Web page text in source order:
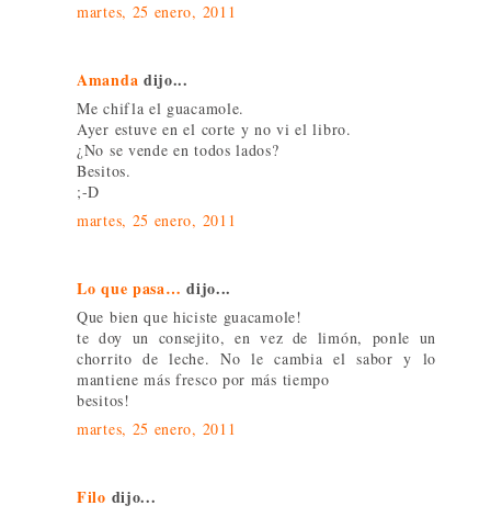
martes, 25 enero, 2011
Amanda dijo...
Me chifla el guacamole.
Ayer estuve en el corte y no vi el libro.
¿No se vende en todos lados?
Besitos.
;-D
martes, 25 enero, 2011
Lo que pasa… dijo...
Que bien que hiciste guacamole!
te doy un consejito, en vez de limón, ponle un
chorrito de leche. No le cambia el sabor y lo
mantiene más fresco por más tiempo
besitos!
martes, 25 enero, 2011
Filo dijo...